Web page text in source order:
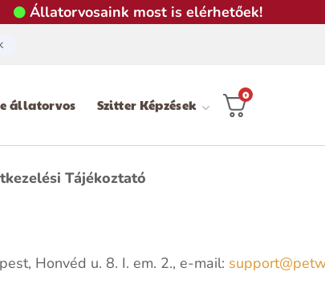
Állatorvosaink most is elérhetőek!
állatorvos Szitter Képzések
0
Tájékoztató
Honvéd u. 8. I. em. 2., e-mail: